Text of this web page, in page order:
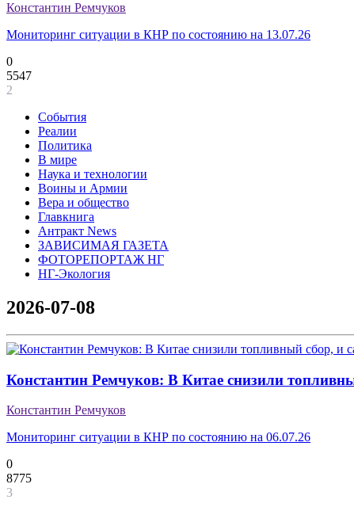
Константин Ремчуков
Мониторинг ситуации в КНР по состоянию на 13.07.26
0
5547
2
События
Реалии
Политика
В мире
Наука и технологии
Воины и Армии
Вера и общество
Главкнига
Антракт News
ЗАВИСИМАЯ ГАЗЕТА
ФОТОРЕПОРТАЖ НГ
НГ-Экология
2026-07-08
Константин Ремчуков: В Китае снизили
Константин Ремчуков
Мониторинг ситуации в КНР по состоянию на 06.07.26
0
8775
3